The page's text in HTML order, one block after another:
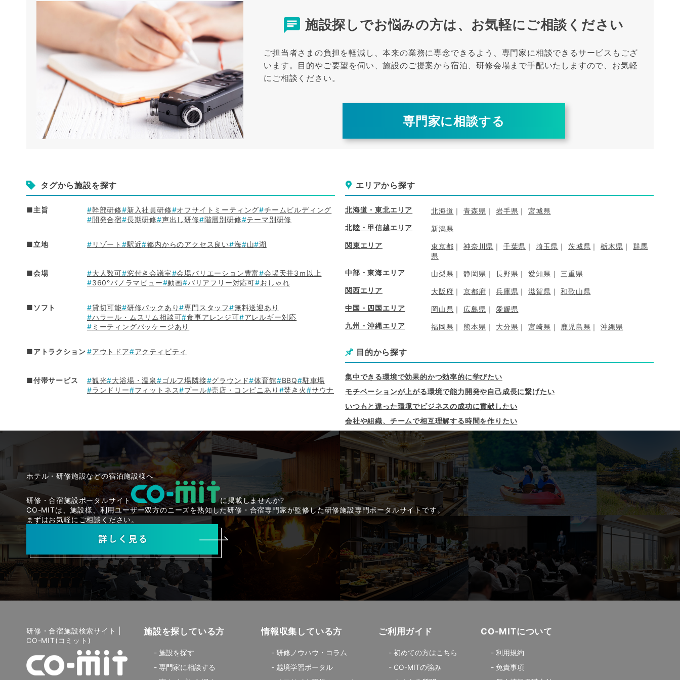
施設探しでお悩みの方は、 お気軽にご相談ください
ご担当者さまの負担を軽減し、本来の業務に専念できるよう、専門家に相談できるサービスもござ
います。 目的やご要望を伺い、施設のご提案から宿泊、研修会場まで手配いたしますので、お気軽
にご相談ください。
専門家に相談する
タグから施設を探す
■主旨 幹部研修 新入社員研修 オフサイトミーティング チームビルディング
開発合宿 長期研修 声出し研修 階層別研修 テーマ別研修
■立地 リゾート 駅近 都内からのアクセス良い 海 山 湖
■会場 大人数可 窓付き会議室 会場バリエーション豊富 会場天井3ｍ以上
360°パノラマビュー
動画 バリアフリー対応可 おしゃれ
■ソフト 貸切可能 研修パックあり 専門スタッフ 無料送迎あり
ハラール・ムスリム相談可 食事アレンジ可
アレルギー対応
ミーティングパッケージあり
■アトラクション アウトドア アクティビティ
■付帯サービス 観光 大浴場・温泉 ゴルフ場隣接 グラウンド 体育館 BBQ
駐車場
ランドリー
フィットネス プール 売店・コンビニあり 焚き火 サウナ
エリアから探す
北海道・東北エリア 北海道 青森県 岩手県
宮城県
北陸・甲信越エリア
新潟県
関東エリア
東京都 神奈川県 千葉県 埼玉県 茨城県 栃木県
群馬
県
中部・東海エリア
山梨県 静岡県 長野県 愛知県
三重県
関西エリア
大阪府 京都府 兵庫県 滋賀県
和歌山県
中国・四国エリア
岡山県 広島県
愛媛県
九州・沖縄エリア
福岡県 熊本県 大分県 宮崎県 鹿児島県 沖縄県
目的から探す
集中できる環境で効果的かつ効率的に学びたい
モチベーションが上がる環境で能力開発や自己成長に繋げたい
いつもと違った環境でビジネスの成功に貢献したい
会社や組織、チームで相互理解する時間を作りたい
ホテル・研修施設などの宿泊施設様へ
研修・合宿施設ポータルサイト
に掲載しませんか?
CO-MITは、施設様、利用ユーザー双方のニーズを熟知した研修・合宿専門家が監修した研修施設専門ポータルサイトです。
まずはお気軽にご相談ください。
研修・合宿施設検索サイト |
CO-MIT(コミット)
施設を探している方
施設を探す
専門家に相談する
情報収集している方
研修ノウハウ・コラム
越境学習ポータル
ご利用ガイド
初めての方はこちら
CO-MITの強み
CO-MITについて
利用規約
免責事項